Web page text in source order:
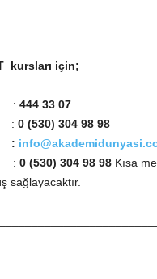
kursları için;
: 444 33 07
: 0 (530) 304 98 98
:
: 0 (530) 304 98 98 Kısa
sağlayacaktır.